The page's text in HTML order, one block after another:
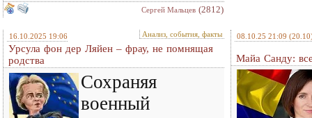
Сергей Мальцев (2812)
16.10.2025 19:06 Анализ, события, факты
Урсула фон дер Ляйен – фрау, не помнящая
родства
Сохраняя
военный
08.10.25 21:09
Майа Санду: